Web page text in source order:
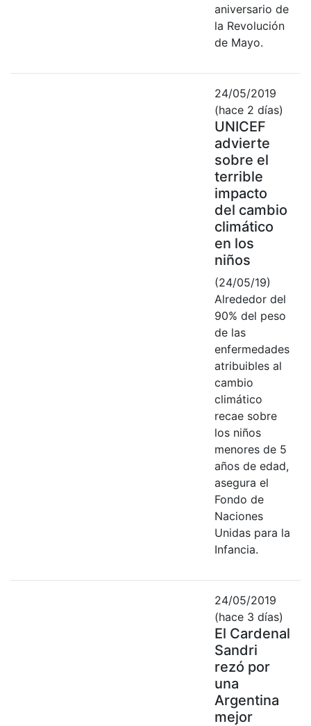
aniversario de
la Revolución
de Mayo.
24/05/2019
(hace 2 días)
UNICEF
advierte
sobre el
terrible
impacto
del cambio
climático
en los
niños
(24/05/19)
Alrededor del
90% del peso
de las
enfermedades
atribuibles al
cambio
climático
recae sobre
los niños
menores de 5
años de edad,
asegura el
Fondo de
Naciones
Unidas para la
Infancia.
24/05/2019
(hace 3 días)
El Cardenal
Sandri
rezó por
una
Argentina
mejor